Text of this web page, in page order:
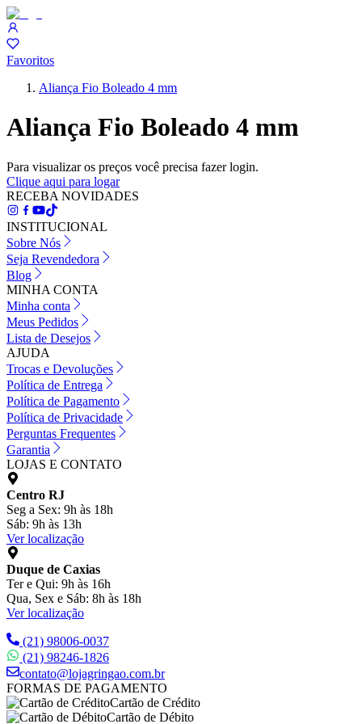
Favoritos
Aliança Fio Boleado 4 mm
Aliança Fio Boleado 4 mm
Para visualizar os preços você precisa fazer login.
Clique aqui para logar
RECEBA NOVIDADES
INSTITUCIONAL
Sobre Nós
Seja Revendedora
Blog
MINHA CONTA
Minha conta
Meus Pedidos
Lista de Desejos
AJUDA
Trocas e Devoluções
Política de Entrega
Política de Pagamento
Política de Privacidade
Perguntas Frequentes
Garantia
LOJAS E CONTATO
Centro RJ
Seg a Sex: 9h às 18h
Sáb: 9h às 13h
Ver localização
Duque de Caxias
Ter e Qui: 9h às 16h
Qua, Sex e Sáb: 8h às 18h
Ver localização
(21) 98006-0037
(21) 98246-1826
contato@lojagringao.com.br
FORMAS DE PAGAMENTO
Cartão de Crédito
Cartão de Débito